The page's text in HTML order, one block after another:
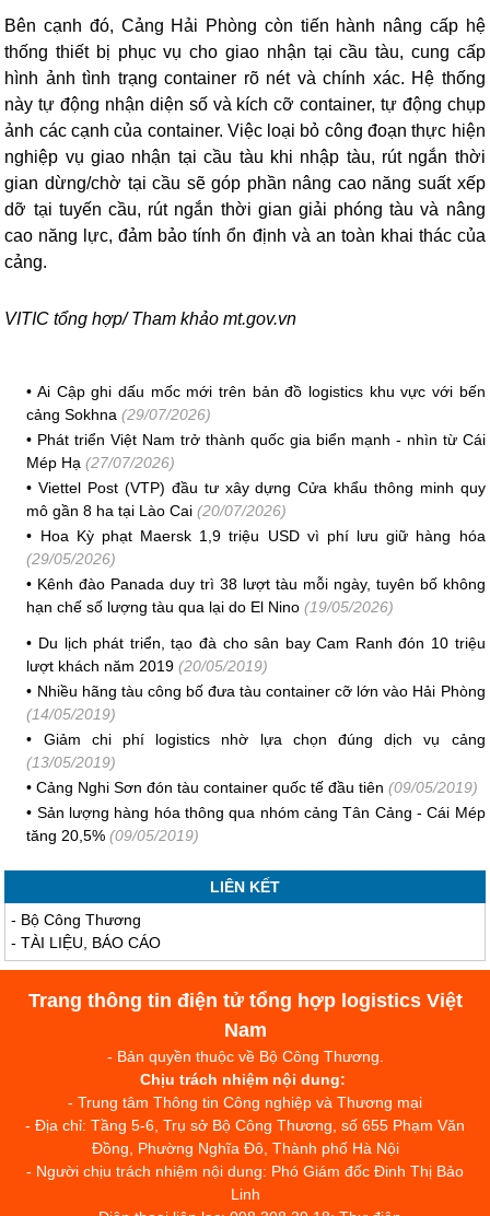
Bên cạnh đó, Cảng Hải Phòng còn tiến hành nâng cấp hệ
thống thiết bị phục vụ cho giao nhận tại cầu tàu, cung cấp
hình ảnh tình trạng container rõ nét và chính xác. Hệ thống
này tự động nhận diện số và kích cỡ container, tự động chụp
ảnh các cạnh của container. Việc loại bỏ công đoạn thực hiện
nghiệp vụ giao nhận tại cầu tàu khi nhập tàu, rút ngắn thời
gian dừng/chờ tại cầu sẽ góp phần nâng cao năng suất xếp
dỡ tại tuyến cầu, rút ngắn thời gian giải phóng tàu và nâng
cao năng lực, đảm bảo tính ổn định và an toàn khai thác của
cảng.
VITIC tổng hợp/ Tham khảo mt.gov.vn
•Ai Cập ghi dấu mốc mới trên bản đồ logistics khu vực với bến
cảng Sokhna (29/07/2026)
• Phát triển Việt Nam trở thành quốc gia biển mạnh - nhìn từ Cái
Mép Hạ (27/07/2026)
•Viettel Post (VTP) đầu tư xây dựng Cửa khẩu thông minh quy
mô gần 8 ha tại Lào Cai (20/07/2026)
• Hoa Kỳ phạt Maersk 1,9 triệu USD vì phí lưu giữ hàng hóa
(29/05/2026)
• Kênh đào Panada duy trì 38 lượt tàu mỗi ngày, tuyên bố không
hạn chế số lượng tàu qua lại do El Nino (19/05/2026)
• Du lịch phát triển, tạo đà cho sân bay Cam Ranh đón 10 triệu
lượt khách năm 2019 (20/05/2019)
• Nhiều hãng tàu công bố đưa tàu container cỡ lớn vào Hải Phòng
(14/05/2019)
• Giảm chi phí logistics nhờ lựa chọn đúng dịch vụ cảng
(13/05/2019)
•Cảng Nghi Sơn đón tàu container quốc tế đầu tiên (09/05/2019)
• Sản lượng hàng hóa thông qua nhóm cảng Tân Cảng - Cái Mép
tăng 20,5% (09/05/2019)
LIÊN KẾT
- Bộ Công Thương
-TÀI LIỆU, BÁO CÁO
Trang thông tin điện tử tổng hợp logistics Việt
Nam
- Bản quyền thuộc về Bộ Công Thương.
Chịu trách nhiệm nội dung:
- Trung tâm Thông tin Công nghiệp và Thương mại
- Địa chỉ: Tầng 5-6, Trụ sở Bộ Công Thương, số 655 Phạm Văn
Đồng, Phường Nghĩa Đô, Thành phố Hà Nội
- Người chịu trách nhiệm nội dung: Phó Giám đốc Đinh Thị Bảo
Linh